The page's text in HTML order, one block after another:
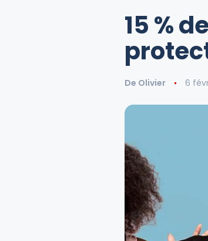
15 %
De Olivier 6